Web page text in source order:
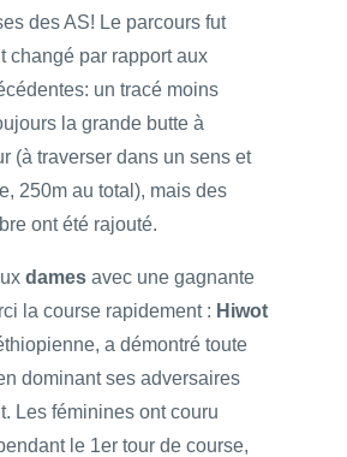
des AS! Le parcours fut
changé par rapport aux
un tracé moins
la grande butte à
(à traverser dans un sens et
250m au total), mais des
ont été rajouté.
dames avec une gagnante
la course rapidement : Hiwot
a démontré toute
dominant ses adversaires
Les féminines ont couru
le 1er tour de course,